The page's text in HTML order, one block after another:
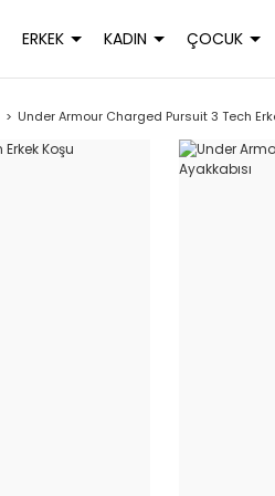
ERKEK KADIN ÇOCUK
Under Armour Charged Pursuit 3 Tech